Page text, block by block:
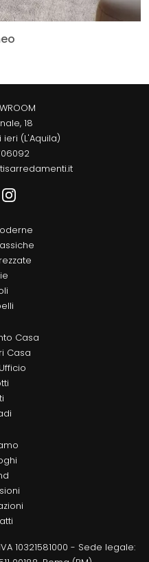
18
ieri (L'Aquila)
Casa
Casa
10321581000 - Sede legale: